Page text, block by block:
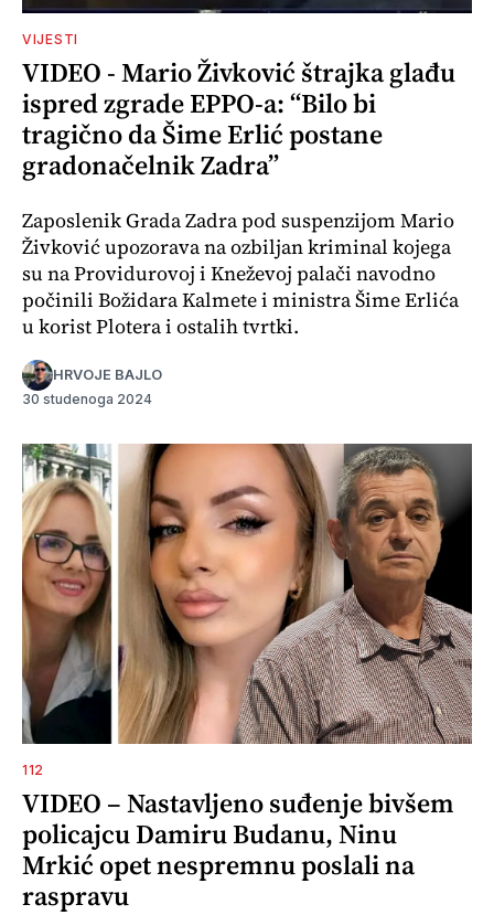
VIJESTI
VIDEO - Mario Živković štrajka glađu
ispred zgrade EPPO-a: “Bilo bi
tragično da Šime Erlić postane
gradonačelnik Zadra”
Zaposlenik Grada Zadra pod suspenzijom Mario
Živković upozorava na ozbiljan kriminal kojega
su na Providurovoj i Kneževoj palači navodno
počinili Božidara Kalmete i ministra Šime Erlića
u korist Plotera i ostalih tvrtki.
HRVOJE BAJLO
30 studenoga 2024
112
VIDEO – Nastavljeno suđenje bivšem
policajcu Damiru Budanu, Ninu
Mrkić opet nespremnu poslali na
raspravu